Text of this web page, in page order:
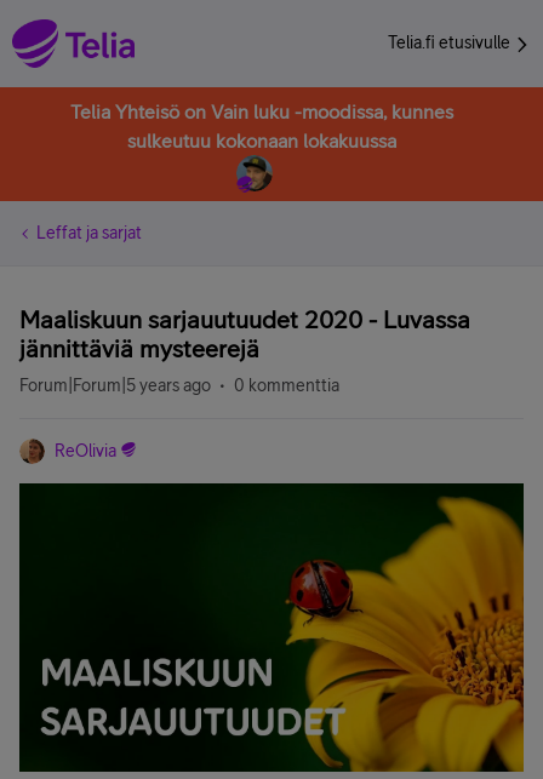
Telia.fi etusivulle
Telia Yhteisö on Vain luku -moodissa, kunnes
sulkeutuu kokonaan lokakuussa
Leffat ja sarjat
Maaliskuun sarjauutuudet 2020 - Luvassa
jännittäviä mysteerejä
Forum|Forum|5 years ago 0 kommenttia
ReOlivia